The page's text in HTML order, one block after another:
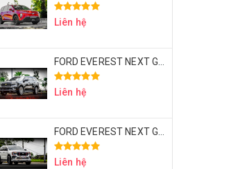
Liên hệ
Liên hệ
Liên hệ